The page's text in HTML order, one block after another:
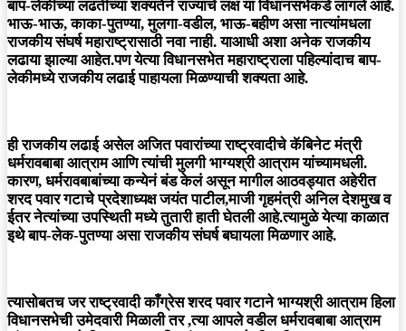
बाप-लेकीच्या लढतीच्या शक्यतेने राज्याचे लक्ष या विधानसभेकडे लागले आहे.
भाऊ-भाऊ, काका-पुतण्या, मुलगा-वडील, भाऊ-बहीण असा नात्यांमधला
राजकीय संघर्ष महाराष्ट्रासाठी नवा नाही. याआधी अशा अनेक राजकीय
लढाया झाल्या आहेत.पण येत्या विधानसभेत महाराष्ट्राला पहिल्यांदाच बाप-
लेकीमध्ये राजकीय लढाई पाहायला मिळण्याची शक्यता आहे.
ही राजकीय लढाई असेल अजित पवारांच्या राष्ट्रवादीचे कॅबिनेट मंत्री
धर्मरावबाबा आत्राम आणि त्यांची मुलगी भाग्यश्री आत्राम यांच्यामधली.
कारण, धर्मरावबाबांच्या कन्येनं बंड केलं असून मागील आठवड्यात अहेरीत
शरद पवार गटाचे प्रदेशाध्यक्ष जयंत पाटील,माजी गृहमंत्री अनिल देशमुख व
ईतर नेत्यांच्या उपस्थिती मध्ये तुतारी हाती घेतली आहे.त्यामुळे येत्या काळात
इथे बाप-लेक-पुतण्या असा राजकीय संघर्ष बघायला मिळणार आहे.
त्यासोबतच जर राष्ट्रवादी काँग्रेस शरद पवार गटाने भाग्यश्री आत्राम हिला
विधानसभेची उमेदवारी मिळाली तर ,त्या आपले वडील धर्मरावबाबा आत्राम